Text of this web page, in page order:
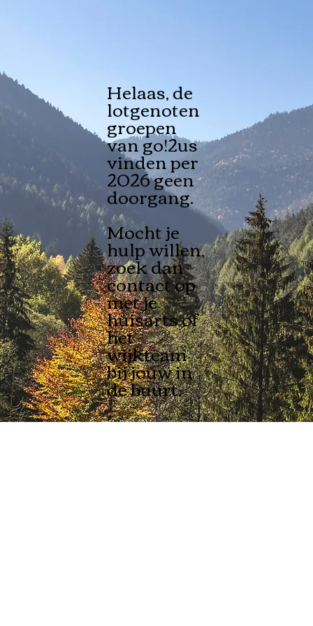
Helaas, de
lotgenoten
groepen
van go!2us
vinden per
2026 geen
doorgang.
Mocht je
hulp willen,
zoek dan
contact op
met je
huisarts of
het
wijkteam
bij jouw in
de buurt.